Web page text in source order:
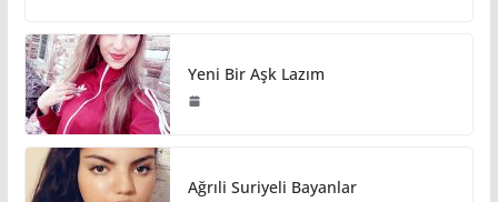
Yeni Bir Aşk Lazım
Ağrıli Suriyeli Bayanlar